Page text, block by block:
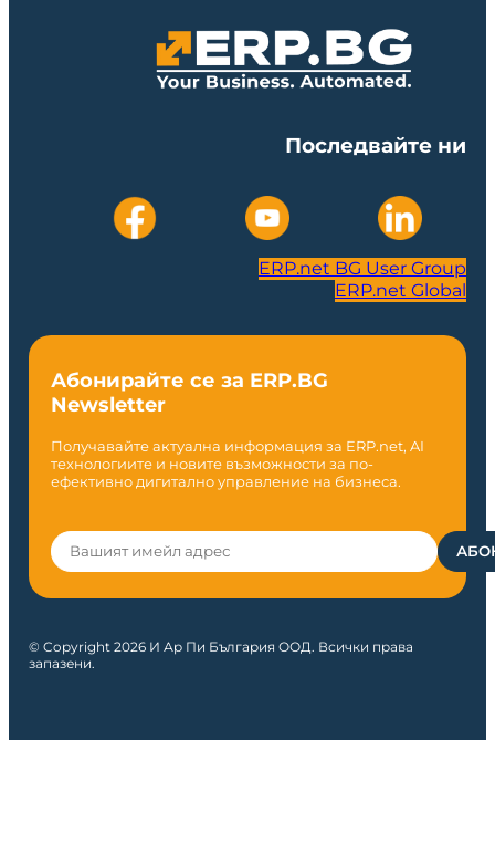
Последвайте ни
ERP.net BG User Group
ERP.net Global
Абонирайте се за ERP.BG
Newsletter
Получавайте актуална информация за ERP.net, AI
технологиите и новите възможности за по-
ефективно дигитално управление на бизнеса.
© Copyright 2026 И Ар Пи България ООД. Всички права
запазени.